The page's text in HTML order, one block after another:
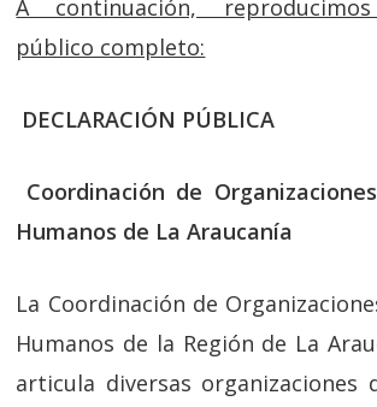
A continuación,
público completo:
DECLARACIÓN PÚBLICA
Coordinación de
Humanos de La Araucanía
La Coordinación de
Humanos de la Región de La
articula diversas organizaciones